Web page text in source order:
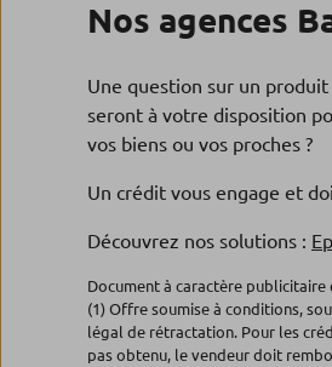
Banque
95120 ERMONT
Fermé
5 Agence
Banque
3 Place Roger
95160
Fermé
Nos agences
Une question sur un produit
seront à votre disposition
vos biens ou vos proches ?
Un crédit vous engage et
Découvrez nos solutions :
Document à caractère
(1) Offre soumise à conditions,
légal de rétractation. Pour les
pas obtenu, le vendeur doit